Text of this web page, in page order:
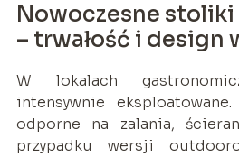
Nowoczesne
– trwałość i design
W lokalach
intensywnie
odporne na zalania,
przypadku wersji